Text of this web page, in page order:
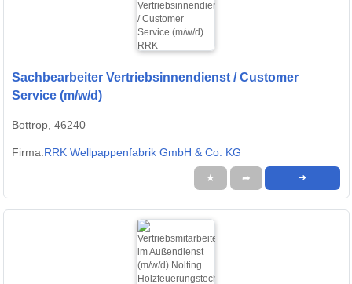
Sachbearbeiter Vertriebsinnendienst / Customer
Service (m/w/d)
Bottrop, 46240
Firma:RRK Wellpappenfabrik GmbH & Co. KG
★ ➦ ➜